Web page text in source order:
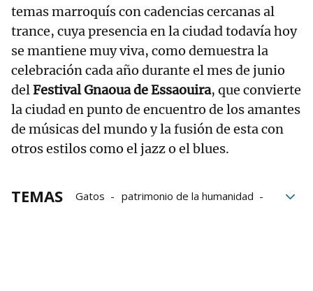
temas marroquís con cadencias cercanas al
trance, cuya presencia en la ciudad todavía hoy
se mantiene muy viva, como demuestra la
celebración cada año durante el mes de junio
delFestival Gnaoua de Essaouira, que convierte
la ciudad en punto de encuentro de los amantes
de músicas del mundo y la fusión de esta con
otros estilos como el jazz o el blues.
TEMAS Gatos
patrimonio de la humanidad